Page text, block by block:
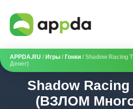
APPDA.RU / Игры / Гонки / Shadow Racing
Денег)
Shadow Racing
(ВЗЛОМ